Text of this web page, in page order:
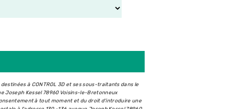
à CONTROL 3D et ses sous-traitants dans le
Joseph Kessel 78960 Voisins-le-Bretonneux
à tout moment et du droit d’introduire une